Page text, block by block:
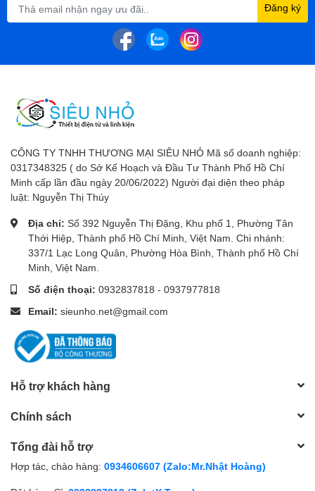
Đăng ký
CÔNG TY TNHH THƯƠNG MẠI SIÊU NHỎ Mã số doanh nghiệp:
0317348325 ( do Sở Kế Hoạch và Đầu Tư Thành Phố Hồ Chí
Minh cấp lần đầu ngày 20/06/2022) Người đại diện theo pháp
luật: Nguyễn Thị Thúy
Địa chỉ: Số 392 Nguyễn Thị Đặng, Khu phố 1, Phường Tân
Thới Hiệp, Thành phố Hồ Chí Minh, Việt Nam. Chi nhánh:
337/1 Lạc Long Quân, Phường Hòa Bình, Thành phố Hồ Chí
Minh, Việt Nam.
Số điện thoại: 0932837818 - 0937977818
Email: sieunho.net@gmail.com
Hỗ trợ khách hàng
Chính sách
Tổng đài hỗ trợ
Hợp tác, chào hàng: 0934606607 (Zalo:Mr.Nhật Hoàng)